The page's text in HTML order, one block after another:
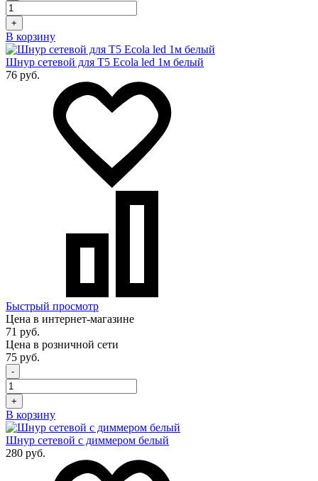
+
В корзину
Шнур сетевой для T5 Ecola led 1м белый
76 руб.
Быстрый просмотр
Цена в интернет-магазине
71 руб.
Цена в розничной сети
75 руб.
-
+
В корзину
Шнур сетевой с диммером белый
280 руб.